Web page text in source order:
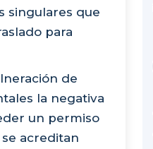
singulares que
para
de
la negativa
un permiso
acreditan